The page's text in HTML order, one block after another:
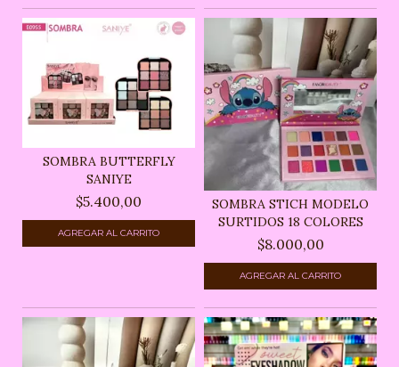
SOMBRA BUTTERFLY
SANIYE
$5.400,00
SOMBRA STICH MODELO
SURTIDOS 18 COLORES
$8.000,00